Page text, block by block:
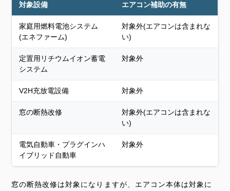
対象設備 エアコン補助の有無
家庭用燃料電池システム
(エネファーム)
対象外(エアコンは含まれな
い)
定置用リチウムイオン蓄電
システム
対象外
V2H充放電設備 対象外
窓の断熱改修
対象外(エアコンは含まれな
い)
電気自動車・プラグインハ
イブリッド自動車
対象外
窓の断熱改修は対象になりますが、エアコン本体は対象に